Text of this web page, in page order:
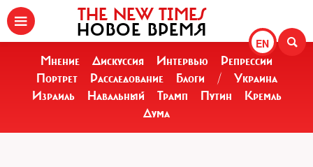
EN
THE NEW TIMES
НОВОЕ ВРЕМЯ
Мнение Дискуссия Интервью
Репрессии
Портрет
Расследование Блоги /
Украина
Израиль
Навальный Трамп Путин
Кремль
Дума